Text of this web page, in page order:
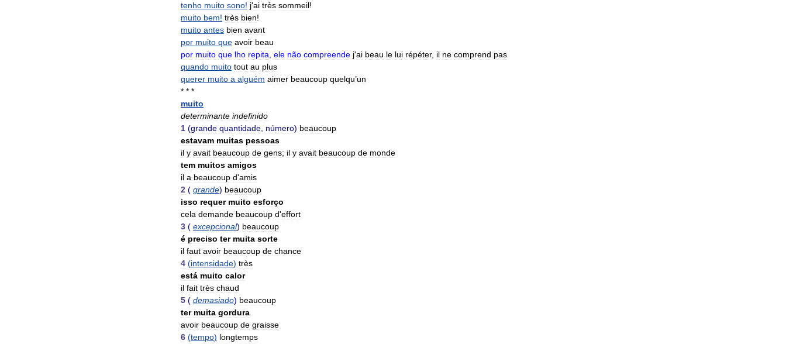
tenho muito sono! j'ai très sommeil!
muito bem! très bien!
muito antes bien avant
por muito que avoir beau
por muito que lho repita ele não compreende j'ai beau le lui répéter, il ne comprend pas
quando muito tout au plus
querer muito a alguém aimer beaucoup quelqu’un
* * *
muito
determinante indefinido
1 (grande quantidade número) beaucoup
estavam muitas pessoas
il y avait beaucoup de gens; il y avait beaucoup de monde
tem muitos amigos
il a beaucoup d'amis
2 ( grande) beaucoup
isso requer muito esforço
cela demande beaucoup d'effort
3 ( excepcional) beaucoup
é preciso ter muita sorte
il faut avoir beaucoup de chance
4 (intensidade) très
está muito calor
il fait très chaud
5 ( demasiado) beaucoup
ter muita gordura
avoir beaucoup de graisse
6 (tempo) longtemps